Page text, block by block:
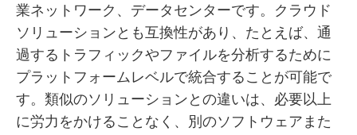
業ネットワーク、データセンターです。クラウド
ソリューションとも互換性があり、たとえば、通
過するトラフィックやファイルを分析するために
プラットフォームレベルで統合することが可能で
す。類似のソリューションとの違いは、必要以上
に労力をかけることなく、別のソフトウェアまた